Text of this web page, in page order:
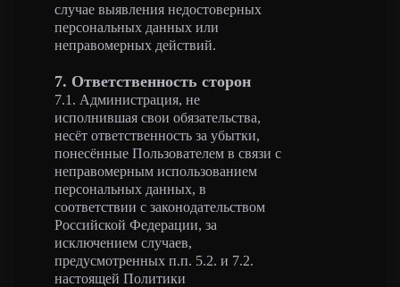
случае выявления недостоверных
персональных данных или
неправомерных действий.
7. Ответственность сторон
7.1. Администрация, не
исполнившая свои обязательства,
несёт ответственность за убытки,
понесённые Пользователем в связи с
неправомерным использованием
персональных данных, в
соответствии с законодательством
Российской Федерации, за
исключением случаев,
предусмотренных п.п. 5.2. и 7.2.
настоящей Политики